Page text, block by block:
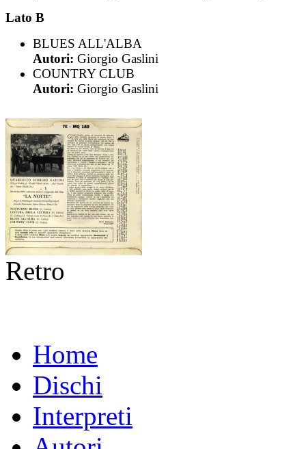
Lato B
BLUES ALL'ALBA
Autori: Giorgio Gaslini
COUNTRY CLUB
Autori: Giorgio Gaslini
Retro
Home
Dischi
Interpreti